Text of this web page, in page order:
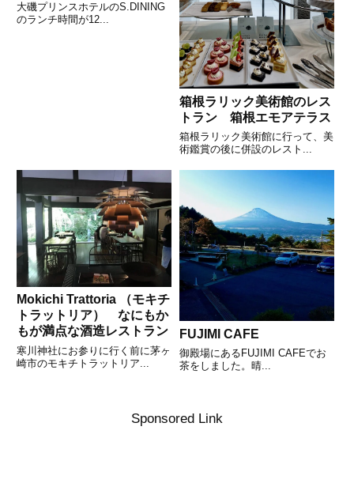
大磯プリンスホテルのS.DINING
のランチ時間が12...
箱根ラリック美術館のレス
トラン 箱根エモアテラス
箱根ラリック美術館に行って、美
術鑑賞の後に併設のレスト...
Mokichi Trattoria （モキチ
トラットリア） なにもか
もが満点な酒造レストラン
寒川神社にお参りに行く前に茅ヶ
崎市のモキチトラットリア...
FUJIMI CAFE
御殿場にあるFUJIMI CAFEでお
茶をしました。晴...
Sponsored Link